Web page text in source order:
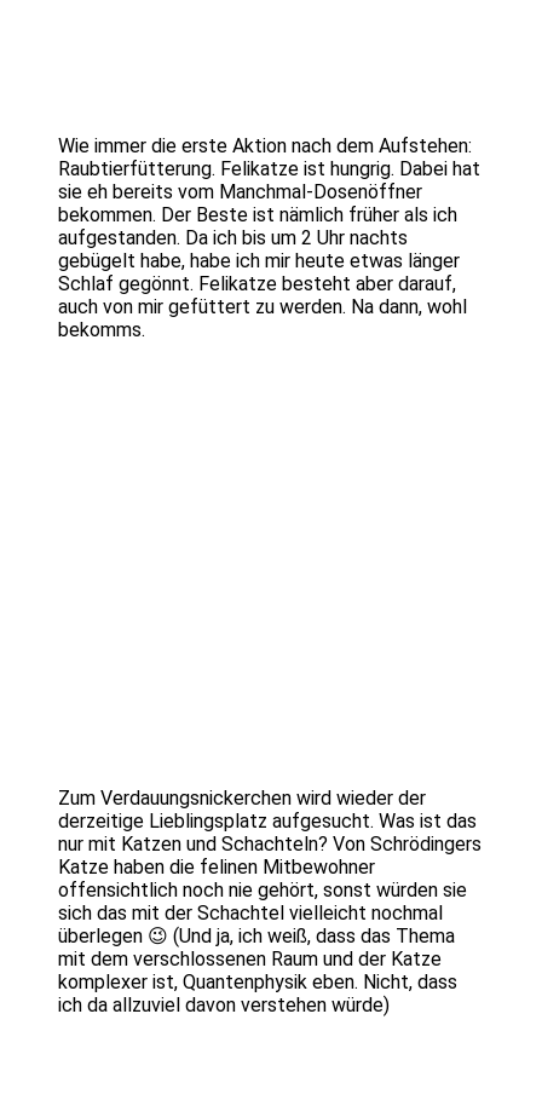
Wie immer die erste Aktion nach dem Aufstehen:
Raubtierfütterung. Felikatze ist hungrig. Dabei hat
sie eh bereits vom Manchmal-Dosenöffner
bekommen. Der Beste ist nämlich früher als ich
aufgestanden. Da ich bis um 2 Uhr nachts
gebügelt habe, habe ich mir heute etwas länger
Schlaf gegönnt. Felikatze besteht aber darauf,
auch von mir gefüttert zu werden. Na dann, wohl
bekomms.
Zum Verdauungsnickerchen wird wieder der
derzeitige Lieblingsplatz aufgesucht. Was ist das
nur mit Katzen und Schachteln? Von Schrödingers
Katze haben die felinen Mitbewohner
offensichtlich noch nie gehört, sonst würden sie
sich das mit der Schachtel vielleicht nochmal
überlegen 😉 (Und ja, ich weiß, dass das Thema
mit dem verschlossenen Raum und der Katze
komplexer ist, Quantenphysik eben. Nicht, dass
ich da allzuviel davon verstehen würde)